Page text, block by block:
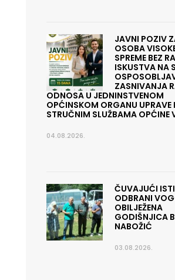
JAVNI POZIV
OSOBA
SPREME BEZ
ISKUSTVA NA
ZASNIVANJA
ODNOSA U JEDNINSTVENOM
OPĆINSKOM ORGANU UPRAVE I
STRUČNIM SLUŽBAMA OPĆINE
04.08.2026.
ČUVAJUĆI
ODBRANI
OBILJEŽENA
GODIŠNJICA
NABOŽIĆ
03.08.2026.